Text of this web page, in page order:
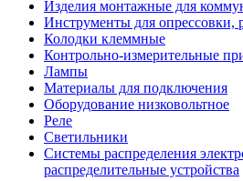
Изделия монтажные для
Инструменты для опрессовки,
Колодки клеммные
Контрольно-измерительные
Лампы
Материалы для подключения
Оборудование низковольтное
Реле
Светильники
Системы распределения
распределительные устройства